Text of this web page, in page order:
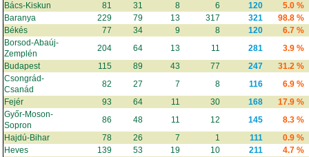
Bács-Kiskun 81 31 8 6 120
5.0 %
Baranya
229 79 13 317 321
98.8 %
Békés
77 34 9 8 120
6.7 %
Borsod-Abaúj-
Zemplén
204 64 13 11 281
3.9 %
Budapest
115 89 43 77 247
31.2 %
Csongrád-
Csanád
82 27 7 8 116
6.9 %
Fejér
93 64 11 30 168
17.9 %
Győr-Moson-
Sopron
86 48 11 12 145
8.3 %
Hajdú-Bihar
78 26 7 1 111
0.9 %
Heves
139 53 19 10 211
4.7 %